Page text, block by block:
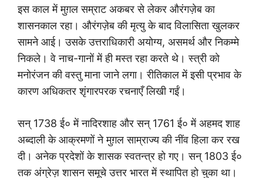
इस काल में मुग़ल सम्राट अकबर से लेकर औरंगज़ेब का
शासनकाल रहा। औरंगज़ेब की मृत्यु के बाद विलासिता खुलकर
सामने आई। उसके उत्तराधिकारी अयोग्य, असमर्थ और निकम्मे
निकले। वे नाच-गानों में ही मस्त रहा करते थे। स्त्री को
मनोरंजन की वस्तु माना जाने लगा। रीतिकाल में इसी प्रभाव के
कारण अधिकतर शृंगारपरक रचनाएँ लिखी गईं।
सन् 1738 ई० में नादिरशाह और सन् 1761 ई० में अहमद शाह
अब्दाली के आक्रमणों ने मुग़ल साम्राज्य की नींव हिला कर रख
दी। अनेक प्रदेशों के शासक स्वतन्त्र हो गए। सन् 1803 ई०
तक अंग्रेज़ शासन समूचे उत्तर भारत में स्थापित हो चुका था।